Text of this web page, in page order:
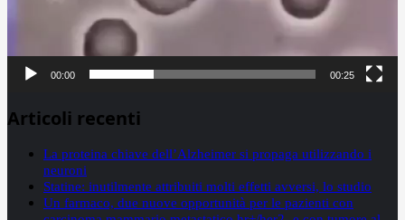
00:00 00:25
Articoli recenti
La proteina chiave dell’Alzheimer si propaga utilizzando i
neuroni
Statine: inutilmente attribuiti molti effetti avversi, lo studio
Un farmaco, due nuove opportunità per le pazienti con